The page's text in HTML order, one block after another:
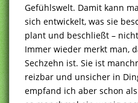
Gefühlswelt. Damit kann
sich entwickelt, was sie
plant und beschließt –
Immer wieder merkt man,
Sechzehn ist. Sie ist
reizbar und unsicher in
empfand ich aber schon